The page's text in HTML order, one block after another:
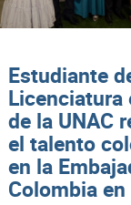
Estudiante
Licenciatura
de la UNAC
el talento
en la
Colombia